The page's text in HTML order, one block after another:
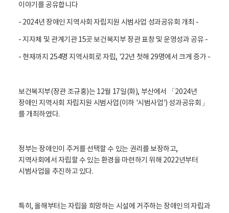
이야기를 공유합니다
- 2024년 장애인 지역사회 자립지원 시범사업 성과공유회 개최 -
- 지자체 및 관계기관 15곳 보건복지부 장관 표창 및 운영성과 공유 -
- 현재까지 254명 지역사회로 자립, '22년 첫해 29명에서 크게 증가 -
보건복지부(장관 조규홍)는 12월 17일(화), 부산에서 「2024년
장애인 지역사회 자립지원 시범사업(이하 '시범사업') 성과공유회」
를 개최하였다.
정부는 장애인이 주거를 선택할 수 있는 권리를 보장하고,
지역사회에서 자립할 수 있는 환경을 마련하기 위해 2022년부터
시범사업을 추진하고 있다.
특히, 올해부터는 자립을 희망하는 시설에 거주하는 장애인의 자립과